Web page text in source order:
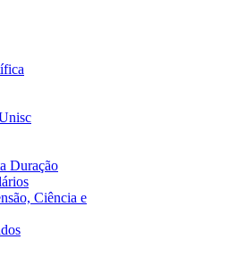
Duração
Ciência e